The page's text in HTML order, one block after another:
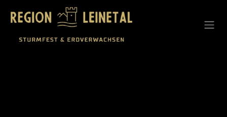
Zum Inhalt springen